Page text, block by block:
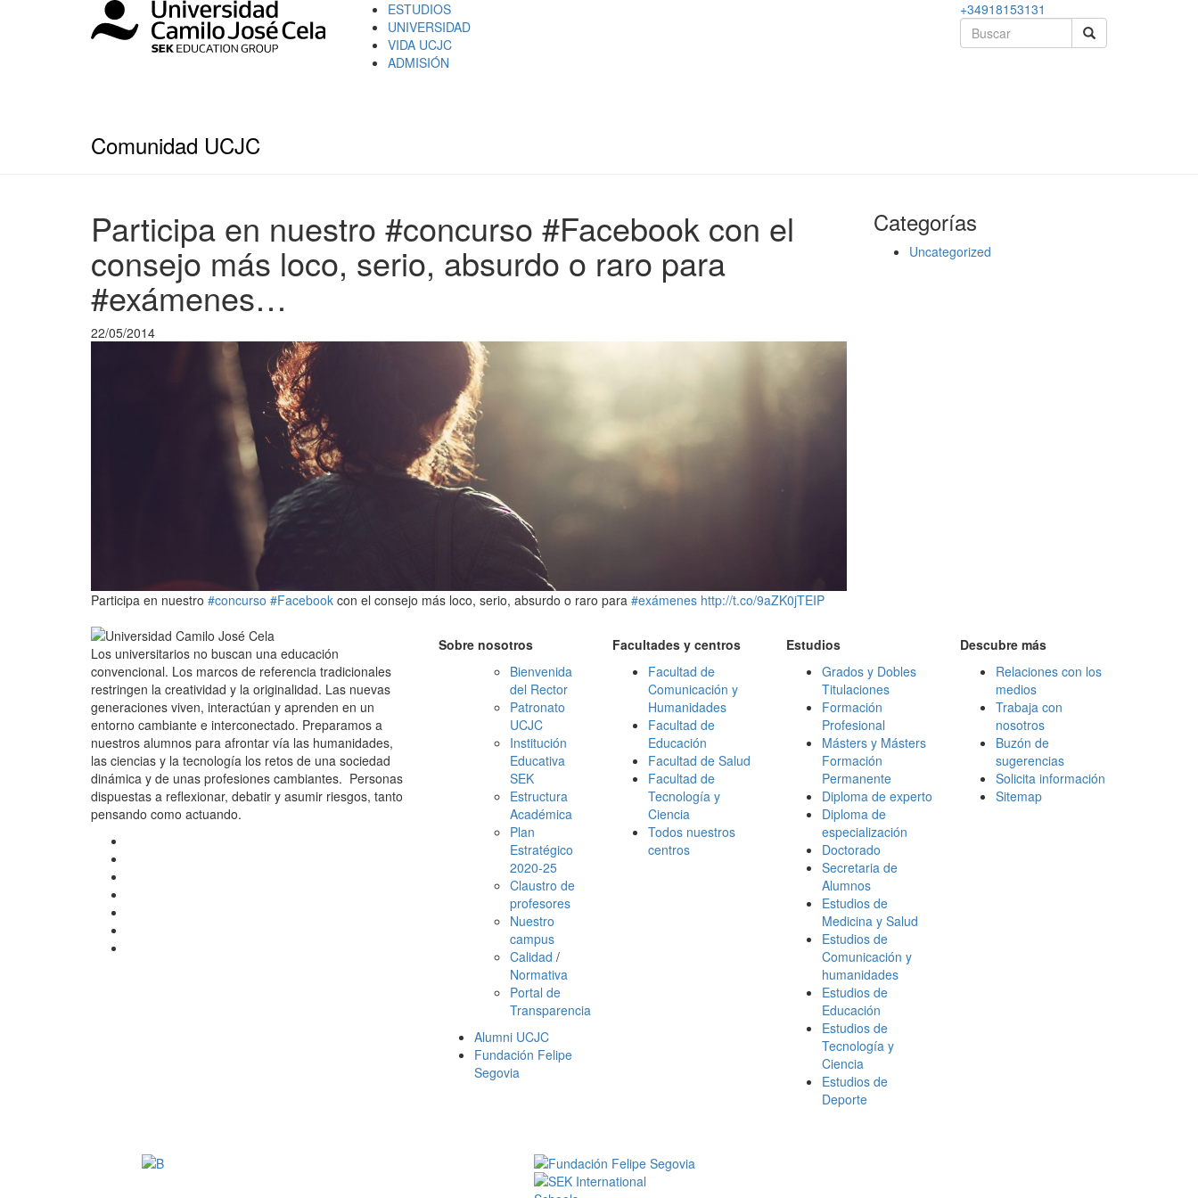
ESTUDIOS
UNIVERSIDAD
VIDA UCJC
ADMISIÓN
+34918153131
Comunidad UCJC
Participa en nuestro #concurso #Facebook con el
consejo más loco, serio, absurdo o raro para
#exámenes…
22/05/2014
Participa en nuestro #concurso #Facebook con el consejo más loco, serio, absurdo o raro para #exámenes http://t.co/9aZK0jTEIP
Categorías
Uncategorized
Los universitarios no buscan una educación
convencional. Los marcos de referencia tradicionales
restringen la creatividad y la originalidad. Las nuevas
generaciones viven, interactúan y aprenden en un
entorno cambiante e interconectado. Preparamos a
nuestros alumnos para afrontar vía las humanidades,
las ciencias y la tecnología los retos de una sociedad
dinámica y de unas profesiones cambiantes. Personas
dispuestas a reflexionar, debatir y asumir riesgos, tanto
pensando como actuando.
Sobre nosotros
Bienvenida
del Rector
Patronato
UCJC
Institución
Educativa
SEK
Estructura
Académica
Plan
Estratégico
2020-25
Claustro de
profesores
Nuestro
campus
Calidad /
Normativa
Portal de
Transparencia
Alumni UCJC
Fundación Felipe
Segovia
Facultades y centros
Facultad de
Comunicación y
Humanidades
Facultad de
Educación
Facultad de Salud
Facultad de
Tecnología y
Ciencia
Todos nuestros
centros
Estudios
Grados y Dobles
Titulaciones
Formación
Profesional
Másters y Másters
Formación
Permanente
Diploma de experto
Diploma de
especialización
Doctorado
Secretaria de
Alumnos
Estudios de
Medicina y Salud
Estudios de
Comunicación y
humanidades
Estudios de
Educación
Estudios de
Tecnología y
Ciencia
Estudios de
Deporte
Descubre más
Relaciones con los
medios
Trabaja con
nosotros
Buzón de
sugerencias
Solicita información
Sitemap